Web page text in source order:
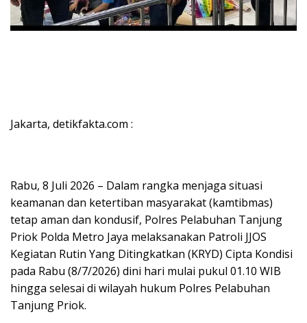
Jakarta, detikfakta.com :
Rabu, 8 Juli 2026 – Dalam rangka menjaga situasi
keamanan dan ketertiban masyarakat (kamtibmas)
tetap aman dan kondusif, Polres Pelabuhan Tanjung
Priok Polda Metro Jaya melaksanakan Patroli JJOS
Kegiatan Rutin Yang Ditingkatkan (KRYD) Cipta Kondisi
pada Rabu (8/7/2026) dini hari mulai pukul 01.10 WIB
hingga selesai di wilayah hukum Polres Pelabuhan
Tanjung Priok.